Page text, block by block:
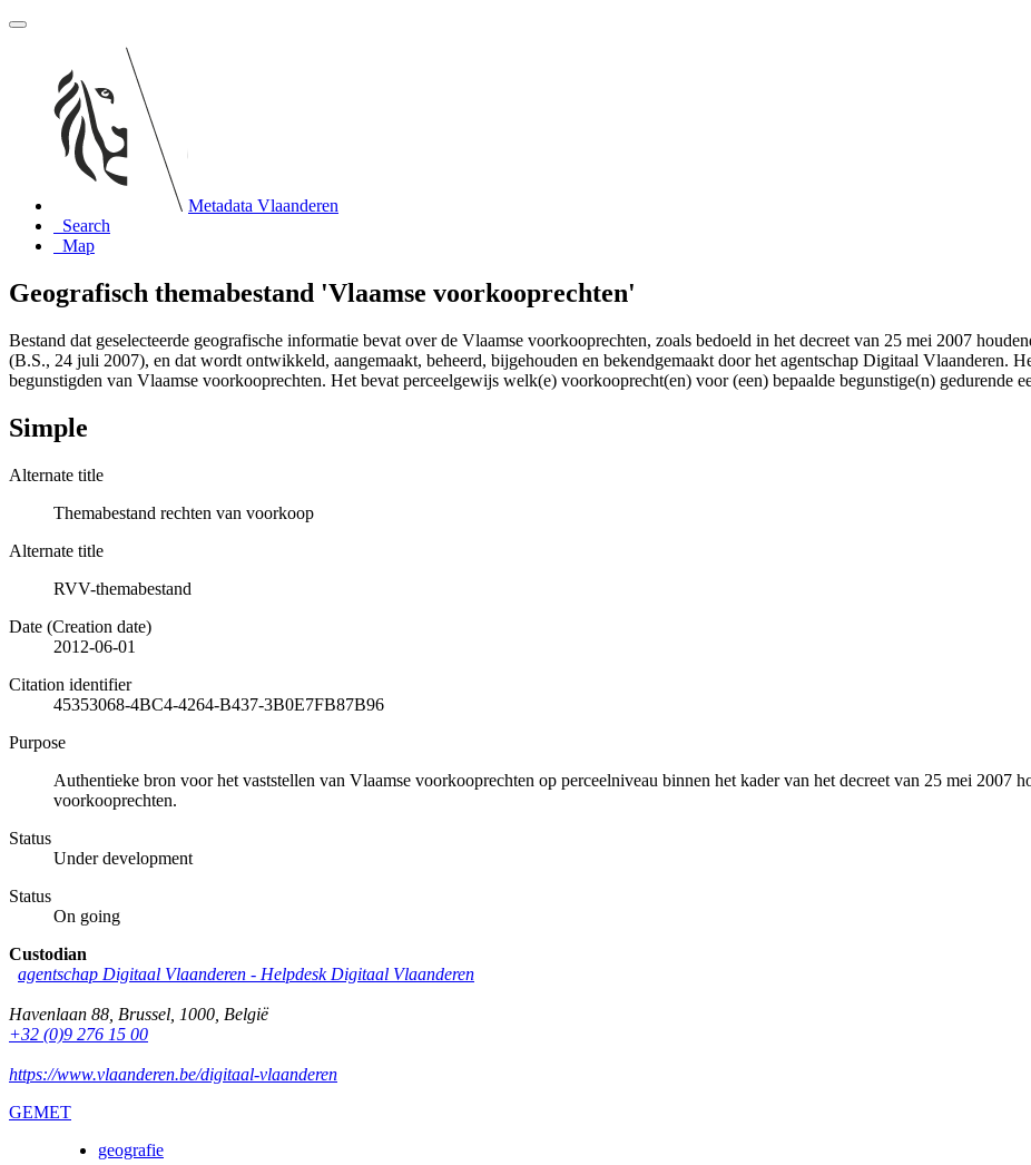
Metadata Vlaanderen
Search
Map
Geografisch themabestand 'Vlaamse voorkooprechten'
Bestand dat geselecteerde geografische informatie bevat over de Vlaamse voorkooprechten, zoals bedoeld in het decreet van 25 mei 2007
(B.S., 24 juli 2007), en dat wordt ontwikkeld, aangemaakt, beheerd, bijgehouden en bekendgemaakt door het agentschap Digitaal Vlaanderen.
begunstigden van Vlaamse voorkooprechten. Het bevat perceelgewijs welk(e) voorkooprecht(en) voor (een) bepaalde begunstige(n) gedurende
Simple
Alternate title
Themabestand rechten van voorkoop
Alternate title
RVV-themabestand
Date (Creation date)
2012-06-01
Citation identifier
45353068-4BC4-4264-B437-3B0E7FB87B96
Purpose
Authentieke bron voor het vaststellen van Vlaamse voorkooprechten op perceelniveau binnen het kader van het decreet van 25 mei 2007
voorkooprechten.
Status
Under development
Status
On going
Custodian
agentschap Digitaal Vlaanderen - Helpdesk Digitaal Vlaanderen
Havenlaan 88 Brussel 1000 België
+32 (0)9 276 15 00
https://www.vlaanderen.be/digitaal-vlaanderen
GEMET
geografie